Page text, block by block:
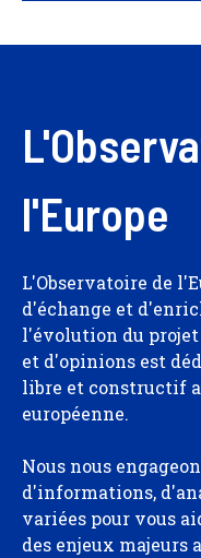
l'Europe
L'Observatoire de
d'échange et
l'évolution du projet
et d'opinions est
libre et constructif
européenne.
Nous nous
d'informations,
variées pour vous
des enjeux majeurs